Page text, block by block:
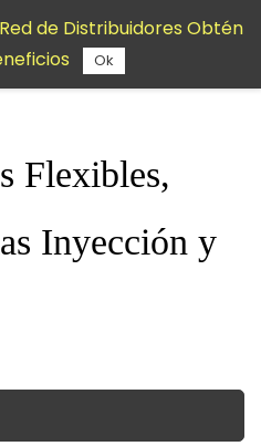
Flexibles,
Inyección y
de Distribuidores Obtén
Ok